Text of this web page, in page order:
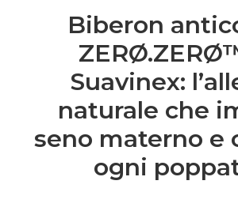
Biberon
Suavinex:
naturale che
seno materno e
ogni